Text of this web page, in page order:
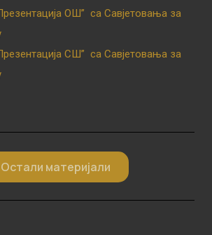
ОШ” са Савјетовања за
СШ” са Савјетовања за
Остали материјали